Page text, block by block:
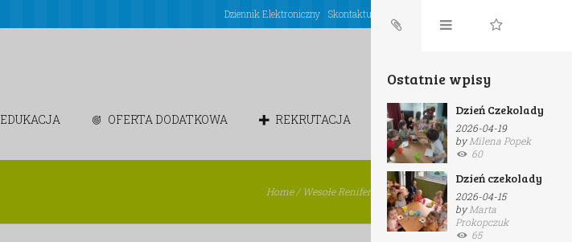
Dziennik Elektroniczny Skontaktuj się z nami
EDUKACJA OFERTA DODATKOWA REKRUTACJA CHÓREK
Home/ Wesołe Renifery Zabawy walentynkowe
Ostatnie wpisy
Dzień Czekolady
2026-04-19
byMilena Popek
60
Dzień czekolady
2026-04-15
byMarta
Prokopczuk
65